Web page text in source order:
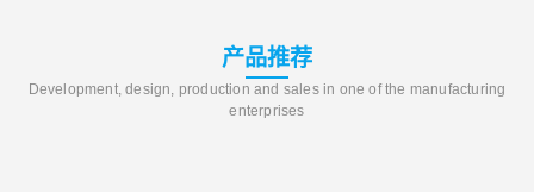
产品推荐
Development, design, production and sales in one of the manufacturing
enterprises